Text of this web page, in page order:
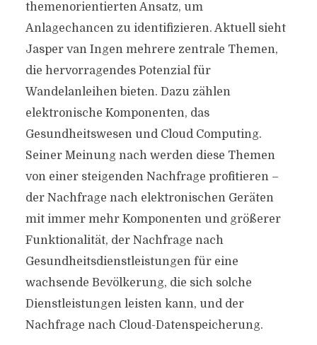
themenorientierten Ansatz, um
Anlagechancen zu identifizieren. Aktuell sieht
Jasper van Ingen mehrere zentrale Themen,
die hervorragendes Potenzial für
Wandelanleihen bieten. Dazu zählen
elektronische Komponenten, das
Gesundheitswesen und Cloud Computing.
Seiner Meinung nach werden diese Themen
von einer steigenden Nachfrage profitieren –
der Nachfrage nach elektronischen Geräten
mit immer mehr Komponenten und größerer
Funktionalität, der Nachfrage nach
Gesundheitsdienstleistungen für eine
wachsende Bevölkerung, die sich solche
Dienstleistungen leisten kann, und der
Nachfrage nach Cloud-Datenspeicherung.